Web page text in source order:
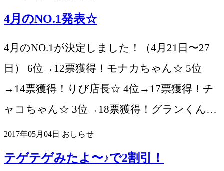
4月のNO.1発表☆
4月のNO.1が決定しました！（4月21日〜27
日） 6位→12票獲得！モナカちゃん☆ 5位
→14票獲得！りび店長☆ 4位→17票獲得！チ
ャコちゃん☆ 3位→18票獲得！グランくん…
2017年05月04日 おしらせ
テゲテゲみたよ〜♪で2割引！